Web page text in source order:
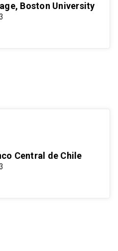
Boston University
Central de Chile